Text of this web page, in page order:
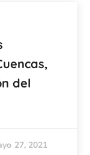
del
27, 2021